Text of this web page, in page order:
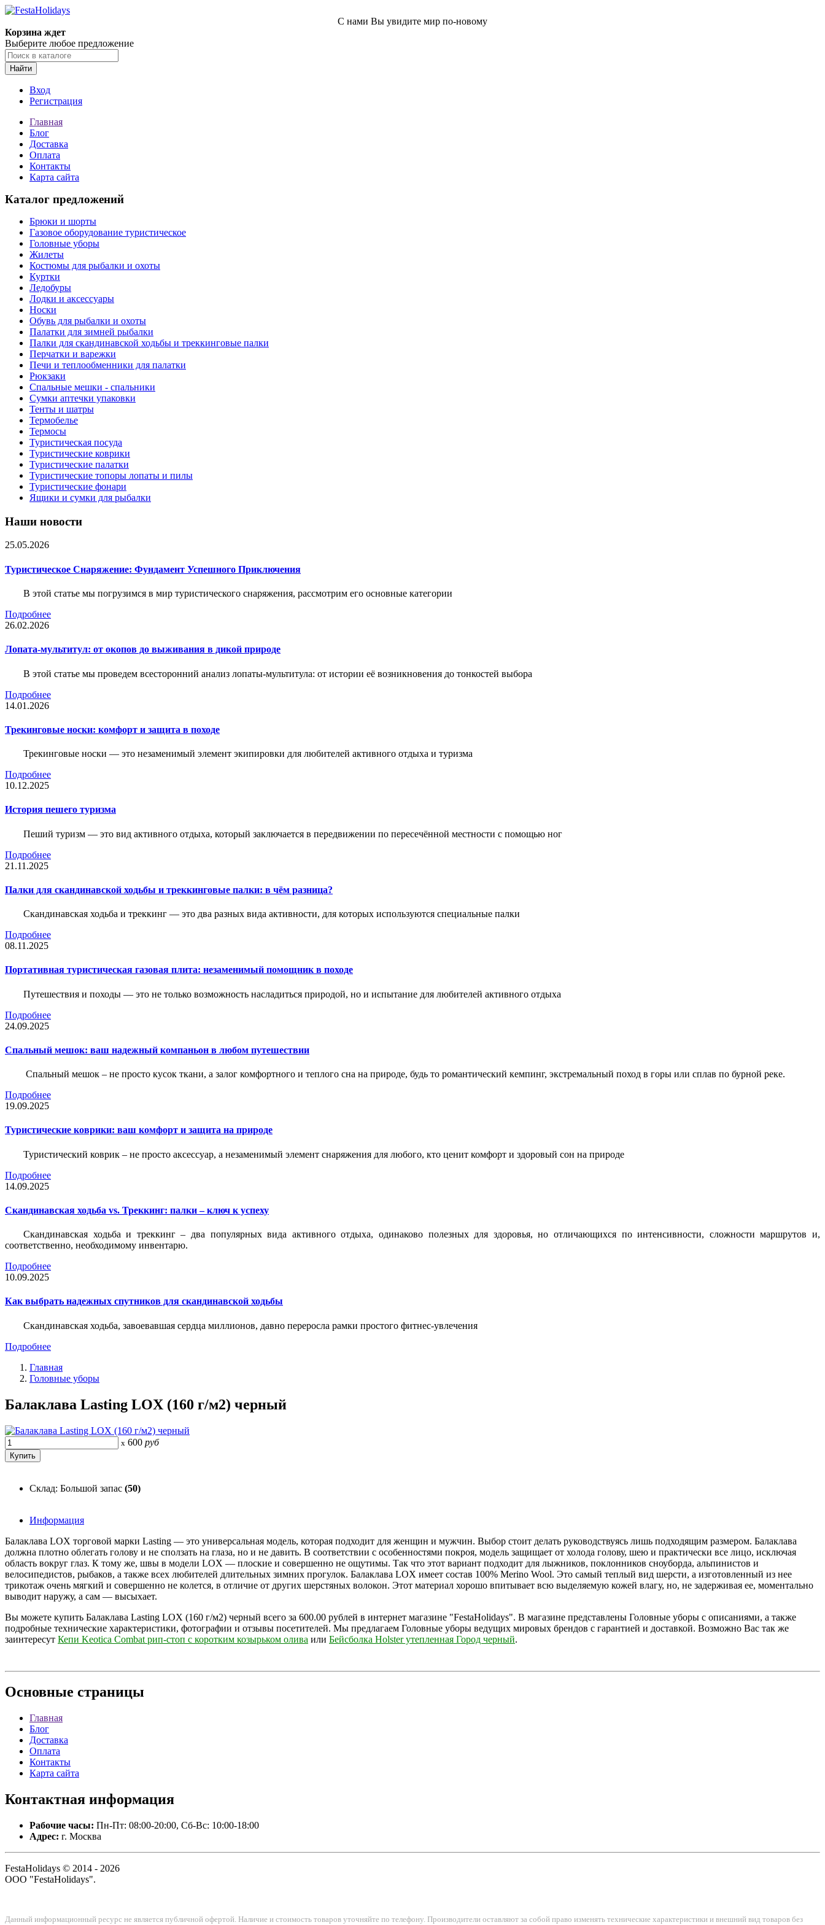
С нами Вы увидите мир по-новому
Корзина ждет
Выберите любое предложение
Найти
Вход
Регистрация
Главная
Блог
Доставка
Оплата
Контакты
Карта сайта
Каталог предложений
Брюки и шорты
Газовое оборудование туристическое
Головные уборы
Жилеты
Костюмы для рыбалки и охоты
Куртки
Ледобуры
Лодки и аксессуары
Носки
Обувь для рыбалки и охоты
Палатки для зимней рыбалки
Палки для скандинавской ходьбы и треккинговые палки
Перчатки и варежки
Печи и теплообменники для палатки
Рюкзаки
Спальные мешки - спальники
Сумки аптечки упаковки
Тенты и шатры
Термобелье
Термосы
Туристическая посуда
Туристические коврики
Туристические палатки
Туристические топоры лопаты и пилы
Туристические фонари
Ящики и сумки для рыбалки
Наши новости
25.05.2026
Туристическое Снаряжение: Фундамент Успешного Приключения
В этой статье мы погрузимся в мир туристического снаряжения, рассмотрим его основные категории
Подробнее
26.02.2026
Лопата-мультитул: от окопов до выживания в дикой природе
В этой статье мы проведем всесторонний анализ лопаты-мультитула: от истории её возникновения до тонкостей выбора
Подробнее
14.01.2026
Трекинговые носки: комфорт и защита в походе
Трекинговые носки — это незаменимый элемент экипировки для любителей активного отдыха и туризма
Подробнее
10.12.2025
История пешего туризма
Пеший туризм — это вид активного отдыха, который заключается в передвижении по пересечённой местности с помощью ног
Подробнее
21.11.2025
Палки для скандинавской ходьбы и треккинговые палки: в чём разница?
Скандинавская ходьба и треккинг — это два разных вида активности, для которых используются специальные палки
Подробнее
08.11.2025
Портативная туристическая газовая плита: незаменимый помощник в походе
Путешествия и походы — это не только возможность насладиться природой, но и испытание для любителей активного отдыха
Подробнее
24.09.2025
Спальный мешок: ваш надежный компаньон в любом путешествии
Спальный мешок – не просто кусок ткани, а залог комфортного и теплого сна на природе, будь то романтический кемпинг, экстремальный поход в горы или сплав по бурной реке.
Подробнее
19.09.2025
Туристические коврики: ваш комфорт и защита на природе
Туристический коврик – не просто аксессуар, а незаменимый элемент снаряжения для любого, кто ценит комфорт и здоровый сон на природе
Подробнее
14.09.2025
Скандинавская ходьба vs. Треккинг: палки – ключ к успеху
Скандинавская ходьба и треккинг – два популярных вида активного отдыха, одинаково полезных для здоровья, но отличающихся по интенсивности, сложности маршрутов и,
соответственно, необходимому инвентарю.
Подробнее
10.09.2025
Как выбрать надежных спутников для скандинавской ходьбы
Скандинавская ходьба, завоевавшая сердца миллионов, давно переросла рамки простого фитнес-увлечения
Подробнее
Главная
Головные уборы
Балаклава Lasting LOX (160 г/м2) черный
x 600 руб
Склад: Большой запас (50)
Информация
Балаклава LOX торговой марки Lasting — это универсальная модель, которая подходит для женщин и мужчин. Выбор стоит делать руководствуясь лишь подходящим размером. Балаклава
должна плотно облегать голову и не сползать на глаза, но и не давить. В соответствии с особенностями покроя, модель защищает от холода голову, шею и практически все лицо, исключая
область вокруг глаз. К тому же, швы в модели LOX — плоские и совершенно не ощутимы. Так что этот вариант подходит для лыжников, поклонников сноуборда, альпинистов и
велосипедистов, рыбаков, а также всех любителей длительных зимних прогулок. Балаклава LOX имеет состав 100% Merino Wool. Это самый теплый вид шерсти, а изготовленный из нее
трикотаж очень мягкий и совершенно не колется, в отличие от других шерстяных волокон. Этот материал хорошо впитывает всю выделяемую кожей влагу, но, не задерживая ее, моментально
выводит наружу, а сам — высыхает.
Вы можете купить Балаклава Lasting LOX (160 г/м2) черный всего за 600.00 рублей в интернет магазине "FestaHolidays". В магазине представлены Головные уборы с описаниями, а также
подробные технические характеристики, фотографии и отзывы посетителей. Мы предлагаем Головные уборы ведущих мировых брендов с гарантией и доставкой. Возможно Вас так же
заинтересут Кепи Keotica Combat рип-стоп с коротким козырьком олива или Бейсболка Holster утепленная Город черный.
Основные страницы
Главная
Блог
Доставка
Оплата
Контакты
Карта сайта
Контактная информация
Рабочие часы: Пн-Пт: 08:00-20:00, Сб-Вс: 10:00-18:00
Адрес: г. Москва
FestaHolidays © 2014 - 2026
ООО "FestaHolidays".
Данный информационный ресурс не является публичной офертой. Наличие и стоимость товаров уточняйте по телефону. Производители оставляют за собой право изменять технические характеристики и внешний вид товаров без